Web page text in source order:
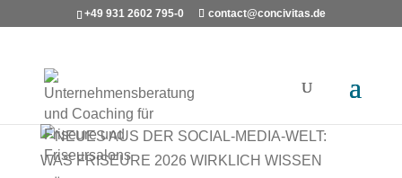
+49 931 2602 795-0 contact@concivitas.de